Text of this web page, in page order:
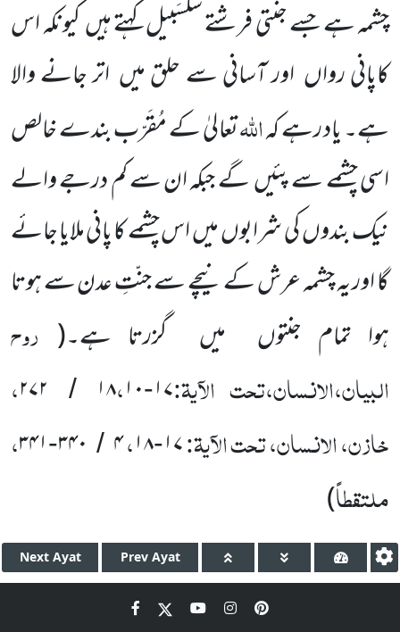
چشمہ ہے جسے جنتی فرشتے سَلسَبیل کہتے ہیںکیونکہ اس
کاپانی رواں اور آسانی سے حلق میں اترجانے والا
ہے۔ یاد رہے کہاللّٰہتعالیٰ کے مُقَرّب بندے خالص
اسی چشمے سے پئیںگے جبکہ ان سے کم درجے والے
نیک بندوںکی شرابوںمیںاس چشمے کا پانی ملایا جائے
گا اور یہ چشمہ عرش کے نیچے سے جنّتِ عدن سے ہوتا
ہوا تمام جنتوں
میں گزرتا ہے۔( روح
البیان،الانسان،تحت الآیۃ:۱۷- ۱۸،۱۰ / ۲۷۲،
خازن، الانسان، تحت الآیۃ:۱۷-۱۸،۴ / ۳۴۰-۳۴۱،
ملتقطاً)
Next Ayat Prev Ayat